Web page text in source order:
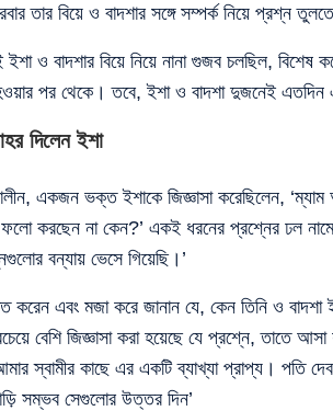
তার বিয়ে ও বাদশার সঙ্গে সম্পর্ক নিয়ে প্রশ্ন
ও বাদশার বিয়ে নিয়ে নানা গুজব চলছিল, বিশেষ
পর থেকে। তবে, ইশা ও বাদশা দুজনেই এতদিন
দিলেন ইশা
একজন ভক্ত ইশাকে জিজ্ঞাসা করেছিলেন, ‘ম্যাম
করছেন না কেন?’ একই ধরনের প্রশ্নের ঢল
বন্যায় ভেসে গিয়েছি।’
করেন এবং মজা করে জানান যে, কেন তিনি ও
বেশি জিজ্ঞাসা করা হয়েছে যে প্রশ্নে,
স্বামীর কাছে এর একটি ব্যাখ্যা প্রাপ্য। পতি
সম্ভব সেগুলোর উত্তর দিন’